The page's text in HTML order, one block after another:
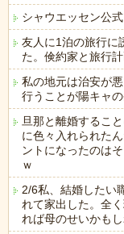
シャウエッセン公
友人に1泊の旅行に
た。倹約家と旅行
私の地元は治安が
行うことが陽キャ
旦那と離婚するこ
に色々入れられた
ントになったのは
ｗ
2/6私、結婚したい
れて家出した。全
れば母のせいかも